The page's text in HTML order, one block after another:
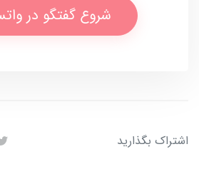
شروع گفتگو در
اشتراک بگذارید